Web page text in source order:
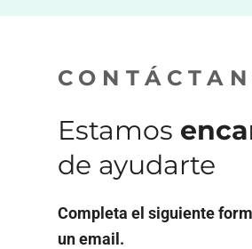
Estamos
de ayudarte
Completa el siguiente
un email.